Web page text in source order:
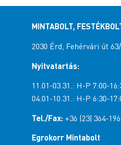
MINTABOLT,
2030 Érd, Fehérvári út 63/
Nyitvatartás:
11.01-03.31.: H-P 7:00-
04.01-10.31.: H-P 6:30-
Tel./Fax: +36 (23) 364-196
Egrokorr Mintabolt